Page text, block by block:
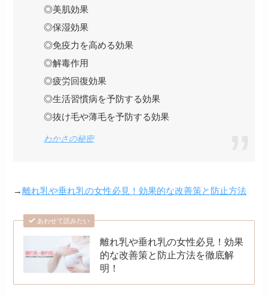
◎美肌効果
◎保湿効果
◎免疫力を高める効果
◎解毒作用
◎疲労回復効果
◎生活習慣病を予防する効果
◎抜け毛や薄毛を予防する効果
わかさの秘密
→離れ乳や垂れ乳の女性必見！効果的な改善策と防止方法
あわせて読みたい
離れ乳や垂れ乳の女性必見！効果
的な改善策と防止方法を徹底解
明！